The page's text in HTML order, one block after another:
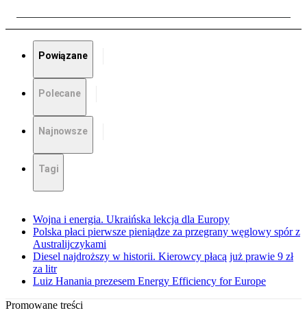
Powiązane
Polecane
Najnowsze
Tagi
Wojna i energia. Ukraińska lekcja dla Europy
Polska płaci pierwsze pieniądze za przegrany węglowy spór z
Australijczykami
Diesel najdroższy w historii. Kierowcy płacą już prawie 9 zł
za litr
Luiz Hanania prezesem Energy Efficiency for Europe
Promowane treści